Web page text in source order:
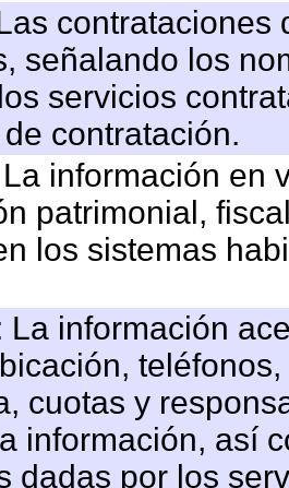
señalando los
servicios
contratación.
información en
patrimonial,
los sistemas
La información
cuotas y
información, así
dadas por los